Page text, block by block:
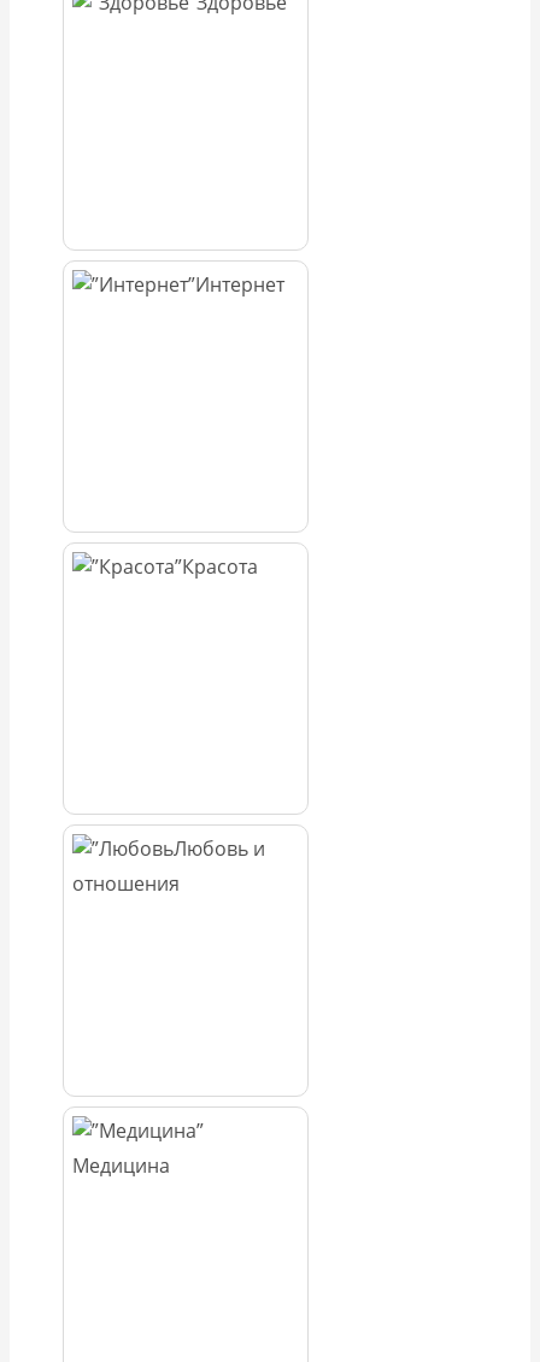
Интернет
Красота
Любовь и
отношения
Медицина